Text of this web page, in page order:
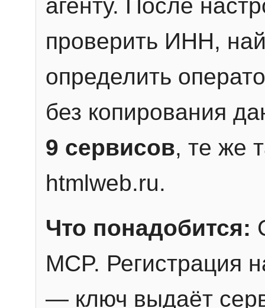
агенту. После
проверить ИНН,
определить
без копирования
9 сервисов, те же
htmlweb.ru.
Что понадобится:
MCP. Регистрация
— ключ выдаёт